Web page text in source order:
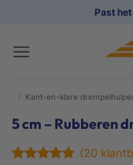
inhoud
Past
/ Kant-en-klare
5 cm – Rubberen
(20